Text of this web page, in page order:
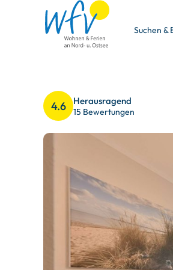
Suchen &
4.6 Herausragend
15 Bewertungen